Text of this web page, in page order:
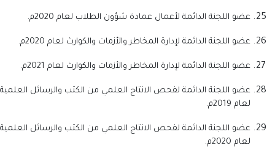
عضو اللجنة الدائمة لأعمال عمادة شؤون الطلاب لعام 2020م.
عضو اللجنة الدائمة لإدارة المخاطر والأزمات والكوارث لعام 2020م.
عضو اللجنة الدائمة لإدارة المخاطر والأزمات والكوارث لعام 2021م.
عضو اللجنة الدائمة لفحص الانتاج العلمي من الكتب والرسائل العلمية
لعام 2019م.
عضو اللجنة الدائمة لفحص الانتاج العلمي من الكتب والرسائل العلمية
لعام 2020م.